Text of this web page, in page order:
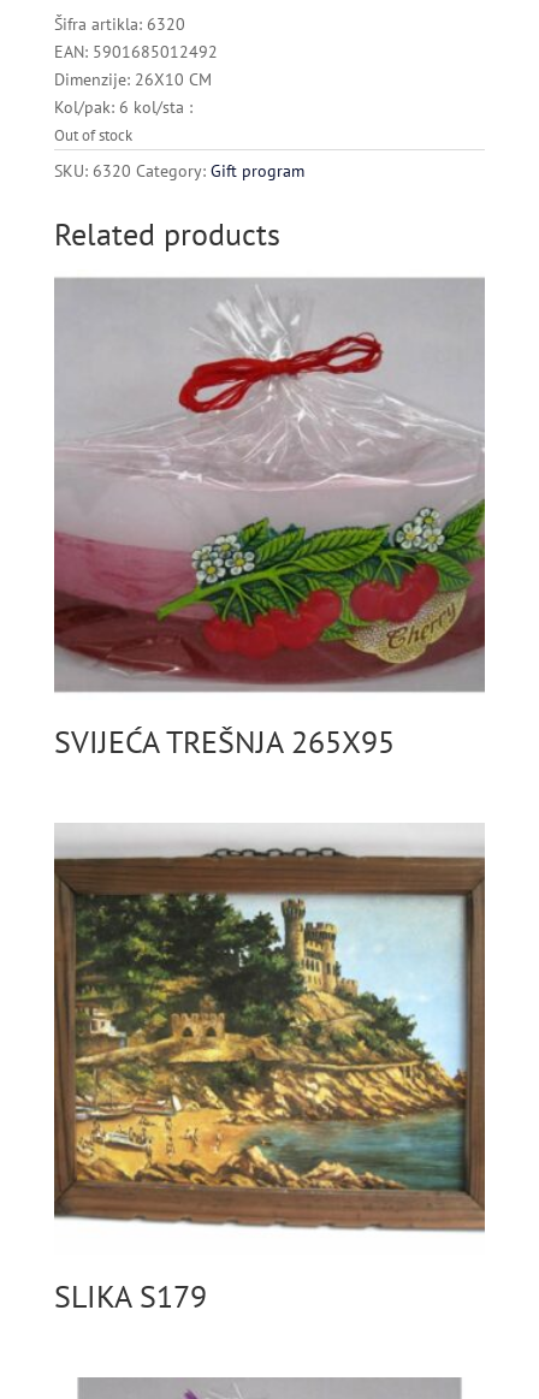
Šifra artikla: 6320
EAN: 5901685012492
Dimenzije: 26X10 CM
Kol/pak: 6 kol/sta :
Out of stock
SKU: 6320 Category: Gift program
Related products
SVIJEĆA TREŠNJA 265X95
SLIKA S179